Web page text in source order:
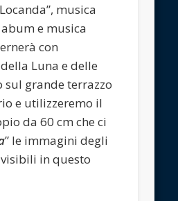
musica
e musica
con
Luna e delle
sul grande terrazzo
e utilizzeremo il
da 60 cm che ci
” le immagini degli
in questo